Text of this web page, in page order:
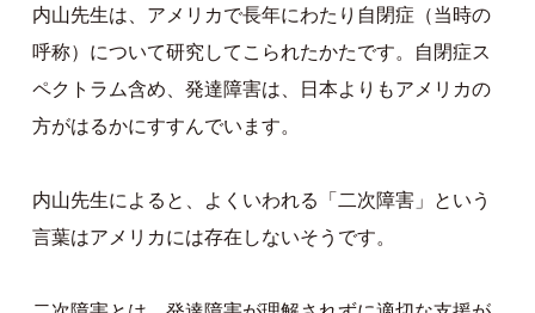
内山先生は、アメリカで長年にわたり自閉症（当時の
呼称）について研究してこられたかたです。自閉症ス
ペクトラム含め、発達障害は、日本よりもアメリカの
方がはるかにすすんでいます。
内山先生によると、よくいわれる「二次障害」という
言葉はアメリカには存在しないそうです。